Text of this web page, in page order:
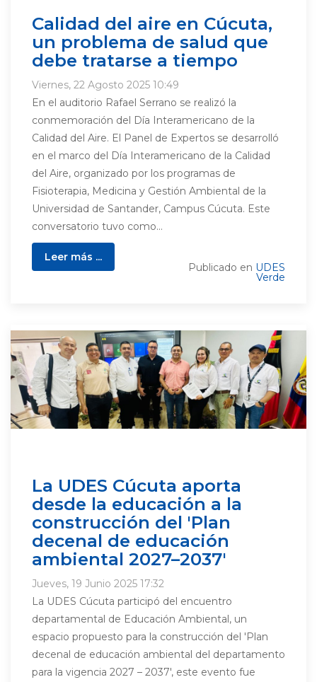
Calidad del aire en Cúcuta,
un problema de salud que
debe tratarse a tiempo
Viernes, 22 Agosto 2025 10:49
En el auditorio Rafael Serrano se realizó la
conmemoración del Día Interamericano de la
Calidad del Aire. El Panel de Expertos se desarrolló
en el marco del Día Interamericano de la Calidad
del Aire, organizado por los programas de
Fisioterapia, Medicina y Gestión Ambiental de la
Universidad de Santander, Campus Cúcuta. Este
conversatorio tuvo como...
Leer más ...
Publicado en UDES
Verde
La UDES Cúcuta aporta
desde la educación a la
construcción del 'Plan
decenal de educación
ambiental 2027–2037'
Jueves, 19 Junio 2025 17:32
La UDES Cúcuta participó del encuentro
departamental de Educación Ambiental, un
espacio propuesto para la construcción del 'Plan
decenal de educación ambiental del departamento
para la vigencia 2027 – 2037', este evento fue